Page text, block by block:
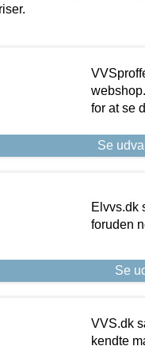
for at se
Se
Elvvs.dk
foruden
Se
VVS.dk
kendte